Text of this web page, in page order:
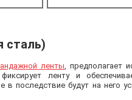
сталь)
ленты , предполагает
ленту и
последствие будут на него